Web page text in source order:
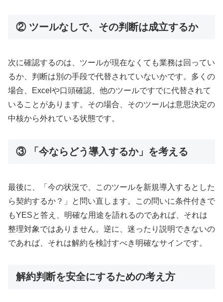
② ツールなしで、その判断は成立するか
次に確認するのは、ツールが現在なくても業務は回ってい
るか、判断は別の手段で代替されていないかです。多くの
場合、Excelや口頭確認、他のツールですでに代替されて
いることがあります。その場合、そのツールは意思決定の
中核から外れている状態です。
③ 「今ならどう導入するか」を考える
最後に、「今の状況で、このツールを新規導入するとした
ら契約するか？」と問い直します。この問いに条件付きで
もYESと答え、明確な用途を語れるのであれば、それは
整理対象ではありません。逆に、迷ったり説明できないの
であれば、それは解約を検討すべき明確なサインです。
解約判断を安全にするための考え方